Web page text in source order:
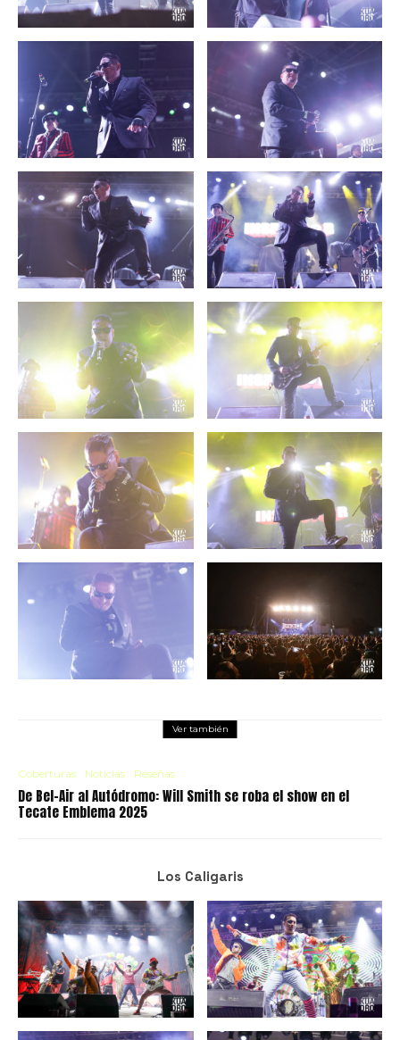
Ver también
Coberturas Noticias Reseñas
De Bel-Air al Autódromo: Will Smith se roba el show en el
Tecate Emblema 2025
Los Caligaris